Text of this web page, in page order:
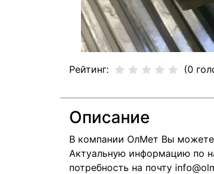
Рейтинг: (0
Описание
В компании ОлМет Вы можете
Актуальную информацию по
потребность на почту